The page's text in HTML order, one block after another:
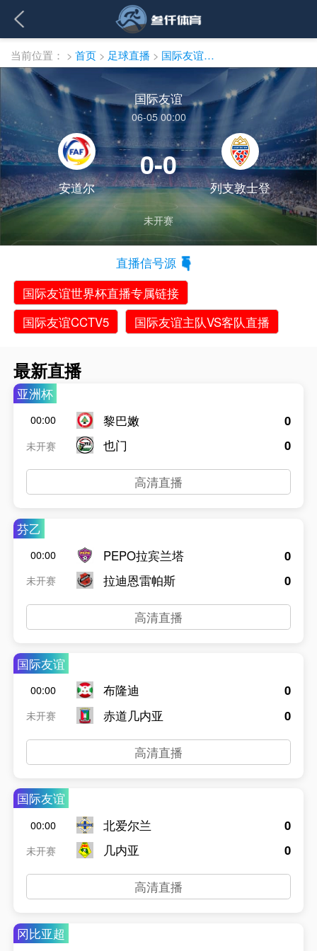
当前位置： > 首页 > 足球直播 > 国际友谊直播
国际友谊
06-05 00:00
安道尔
0-0
列支敦士登
未开赛
直播信号源
国际友谊世界杯直播专属链接
国际友谊CCTV5
国际友谊主队VS客队直播
最新直播
亚洲杯
00:00
未开赛
黎巴嫩
也门
0
0
高清直播
芬乙
00:00
未开赛
PEPO拉宾兰塔
拉迪恩雷帕斯
0
0
高清直播
国际友谊
00:00
未开赛
布隆迪
赤道几内亚
0
0
高清直播
国际友谊
00:00
未开赛
北爱尔兰
几内亚
0
0
高清直播
冈比亚超